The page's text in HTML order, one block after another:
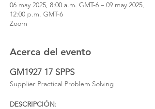
06 may 2025, 8:00 a.m. GMT-6 – 09 may 2025,
12:00 p.m. GMT-6
Zoom
Acerca del evento
GM1927 17 SPPS
Supplier Practical Problem Solving
DESCRIPCIÓN: